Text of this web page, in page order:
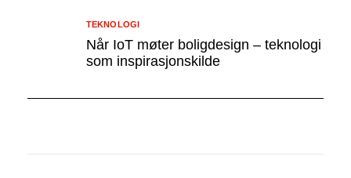
Når IoT møter boligdesign – teknologi
som inspirasjonskilde
TEKNOLOGI